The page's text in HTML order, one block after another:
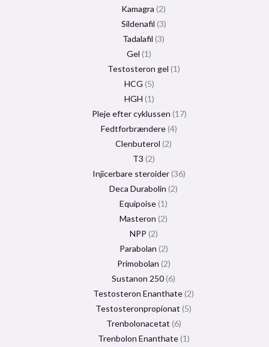
Kamagra 2
Sildenafil 3
Tadalafil 3
Gel 1
Testosteron gel 1
HCG 5
HGH 1
Pleje efter cyklussen 17
Fedtforbrændere 4
Clenbuterol 2
T3 2
Injicerbare steroider 36
Deca Durabolin 2
Equipoise 1
Masteron 2
NPP 2
Parabolan 2
Primobolan 2
Sustanon 250 6
Testosteron Enanthate 2
Testosteronpropionat 5
Trenbolonacetat 6
Trenbolon Enanthate 1